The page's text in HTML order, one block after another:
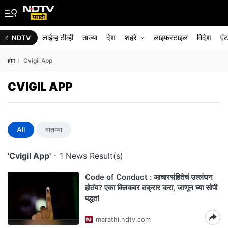
NDTV लाईव्ह टीव्ही ताज्या देश शहरे लाइफस्टाइल विदेश
होम Cvigil App
CVIGIL APP
All बातम्या
'Cvigil App' - 1 News Result(s)
Code of Conduct : आचारसंहितेचं उल्लंघन
होतंय? एका क्लिकवर तक्रार करा, जाणून घ्या सोपी
पद्धत!
marathi.ndtv.com